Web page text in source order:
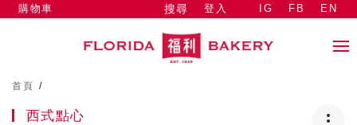
搜尋 登入
購物車 IG FB EN
首頁 /
西式點心